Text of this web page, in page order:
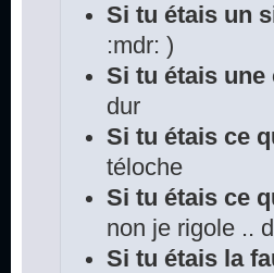
Si tu étais un
:mdr: )
Si tu étais une
dur
Si tu étais ce
téloche
Si tu étais ce
non je rigole ..
Si tu étais la